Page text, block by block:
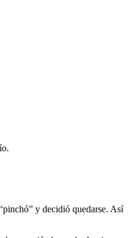
y decidió quedarse. Así